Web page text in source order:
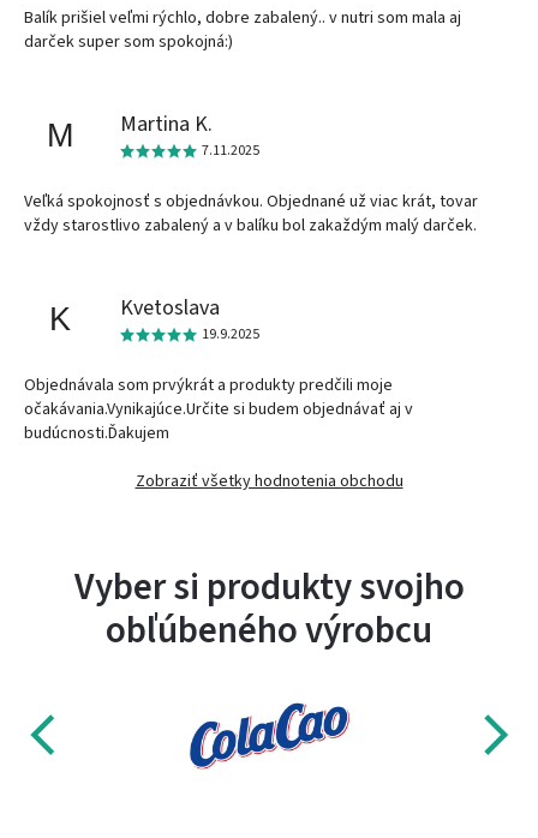
Balík prišiel veľmi rýchlo, dobre zabalený.. v nutri som mala aj
darček super som spokojná:)
M Martina K.
7.11.2025
Veľká spokojnosť s objednávkou. Objednané už viac krát, tovar
vždy starostlivo zabalený a v balíku bol zakaždým malý darček.
K Kvetoslava
19.9.2025
Objednávala som prvýkrát a produkty predčili moje
očakávania.Vynikajúce.Určite si budem objednávať aj v
budúcnosti.Ďakujem
Zobraziť všetky hodnotenia obchodu
Vyber si produkty svojho
obľúbeného výrobcu